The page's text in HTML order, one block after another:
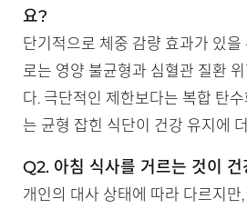
요?
단기적으로 체중 감량 효과가 있을
로는 영양 불균형과 심혈관 질환
다. 극단적인 제한보다는 복합 탄
는 균형 잡힌 식단이 건강 유지에
Q2. 아침 식사를 거르는 것이
개인의 대사 상태에 따라 다르지만,